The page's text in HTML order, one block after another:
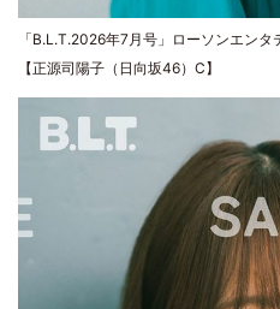
「B.L.T.2026年7月号」ローソンエン
【正源司陽子（日向坂46）C】